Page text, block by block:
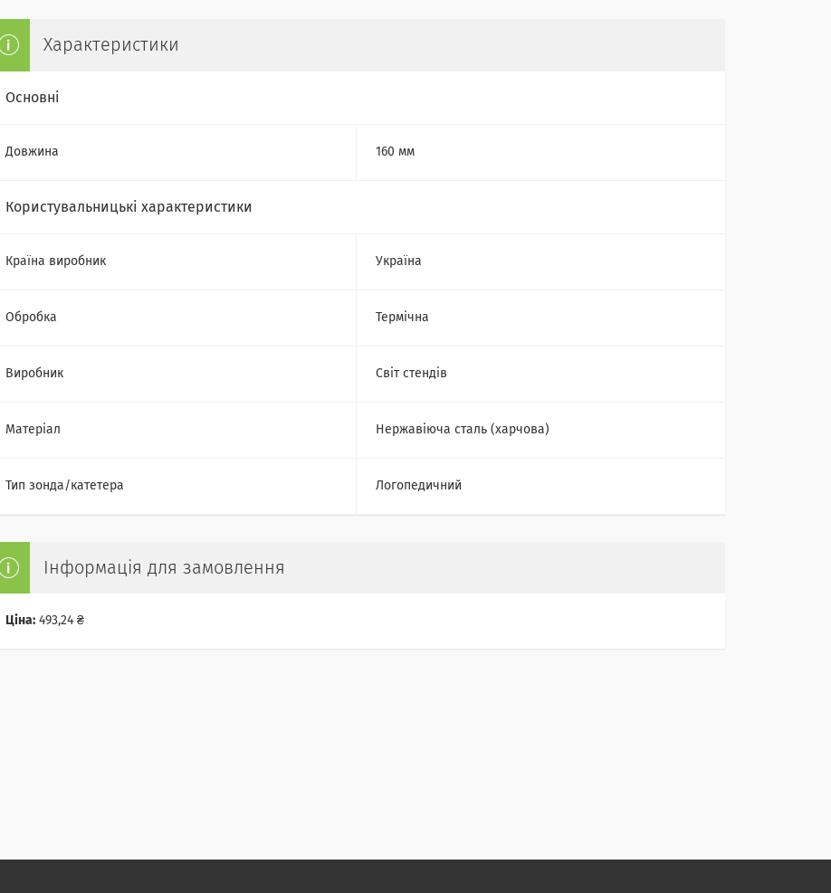
Характеристики
Основні
Довжина 160 мм
Користувальницькі характеристики
Країна виробник Україна
Обробка Термічна
Виробник Світ стендів
Матеріал Нержавіюча сталь (харчова)
Тип зонда/катетера Логопедичний
Інформація для замовлення
Ціна: 493,24 ₴